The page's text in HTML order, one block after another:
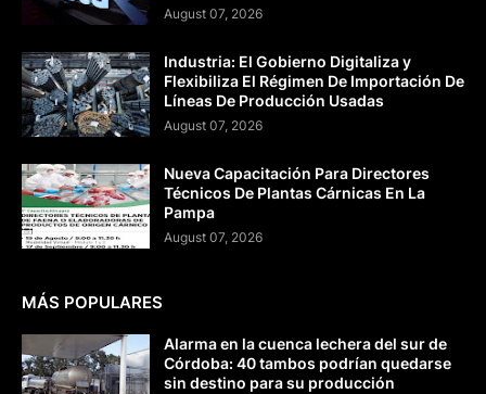
August 07, 2026
Industria: El Gobierno Digitaliza y
Flexibiliza El Régimen De Importación De
Líneas De Producción Usadas
August 07, 2026
Nueva Capacitación Para Directores
Técnicos De Plantas Cárnicas En La
Pampa
August 07, 2026
MÁS POPULARES
Alarma en la cuenca lechera del sur de
Córdoba: 40 tambos podrían quedarse
sin destino para su producción